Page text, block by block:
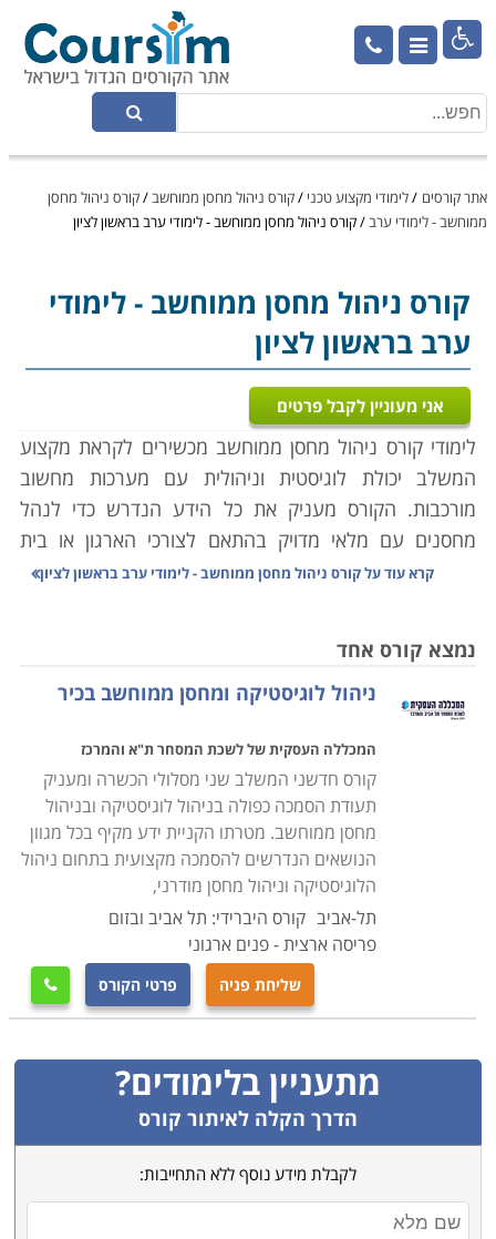

אתר קורסים /לימודי מקצוע טכני /קורס ניהול מחסן ממוחשב/קורס ניהול מחסן
ממוחשב - לימודי ערב/קורס ניהול מחסן ממוחשב - לימודי ערב בראשון לציון
קורס ניהול מחסן ממוחשב - לימודי
ערב בראשון לציון
אני מעוניין לקבל פרטים
לימודי קורס ניהול מחסן ממוחשב מכשירים לקראת מקצוע
המשלב יכולת לוגיסטית וניהולית עם מערכות מחשוב
מורכבות. הקורס מעניק את כל הידע הנדרש כדי לנהל
מחסנים עם מלאי מדויק בהתאם לצורכי הארגון או בית
העסק, סחר יבוא ויצוא, מעקב אחר סחורות נכנסות ויוצאות
הלימודים בקורס ניהול מחסן הינם מקצועיים ביותר,
במסגרת הקורס יועברו שיעורים במגוון נושאים: מבנה
הארגון, רכישה ומכירה של סחורות, כללי היבוא והיצוא,
אחזקת מלאי, ניהול המערך האנושי במחסני החברה, מושגי
יסוד מקצועיים בתחום הלוגיסטיקה הארגונית, הכרת סוגי
התוכנות השונות לניהול מלאי ועוד נושאים רבים בתחום זה.
הקורס אינו מצריך כל ידע מוקדם ועל כן מתאים הן לחיילים
משוחררים שעסקו באפסנאות בצבא, או לחסרי ניסיון הרוצים
להשתלב במערך הלוגיסטי בחברה שכן, מדובר במקצוע
שניתן להתקדם בו לתפקידים ניהוליים בכירים ולסלול דרך
לימודי קורס ניהול מחסן ממוחשב מתאימים גם למנהלים
בארגון, הרוצים להרחיב את הידע המקצועי ולפקח באופן
מעמיק יותר על ההתנהלות בחברה, שכן המלאי מהווה את
ההון החשוב ביותר בחברה יצרנית וניהול תקין עשוי להוביל
לרווחים כמו גם להפך, ניהול לקוי יכול לגרום נזקים כלכליים
קרא עוד עלקורס ניהול מחסן ממוחשב - לימודי ערב בראשון לציון
נמצא קורס אחד
ניהול לוגיסטיקה ומחסן ממוחשב בכיר
המכללה העסקית של לשכת המסחר ת"א והמרכז
קורס חדשני המשלב שני מסלולי הכשרה ומעניק
תעודת הסמכה כפולה בניהול לוגיסטיקה ובניהול
מחסן ממוחשב. מטרתו הקניית ידע מקיף בכל מגוון
הנושאים הנדרשים להסמכה מקצועית בתחום ניהול
הלוגיסטיקה וניהול מחסן מודרני,
תל-אביב קורס היברידי: תל אביב ובזום
פריסה ארצית - פנים ארגוני
שליחת פניה פרטי הקורס 
מתעניין בלימודים?
הדרך הקלה לאיתור קורס
לקבלת מידע נוסף ללא התחייבות: